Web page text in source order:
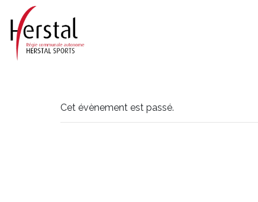
Cet évènement est passé.